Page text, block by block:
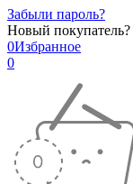
Забыли пароль?
Новый покупатель?
0Избранное
0